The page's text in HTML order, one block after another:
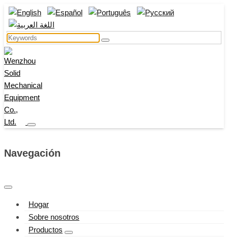
Navegación
Hogar
Sobre nosotros
Productos